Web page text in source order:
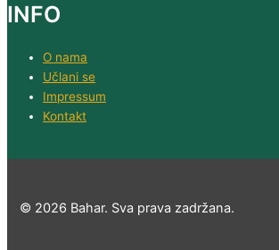
INFO
O nama
Učlani se
Impressum
Kontakt
© 2026 Bahar. Sva prava zadržana.